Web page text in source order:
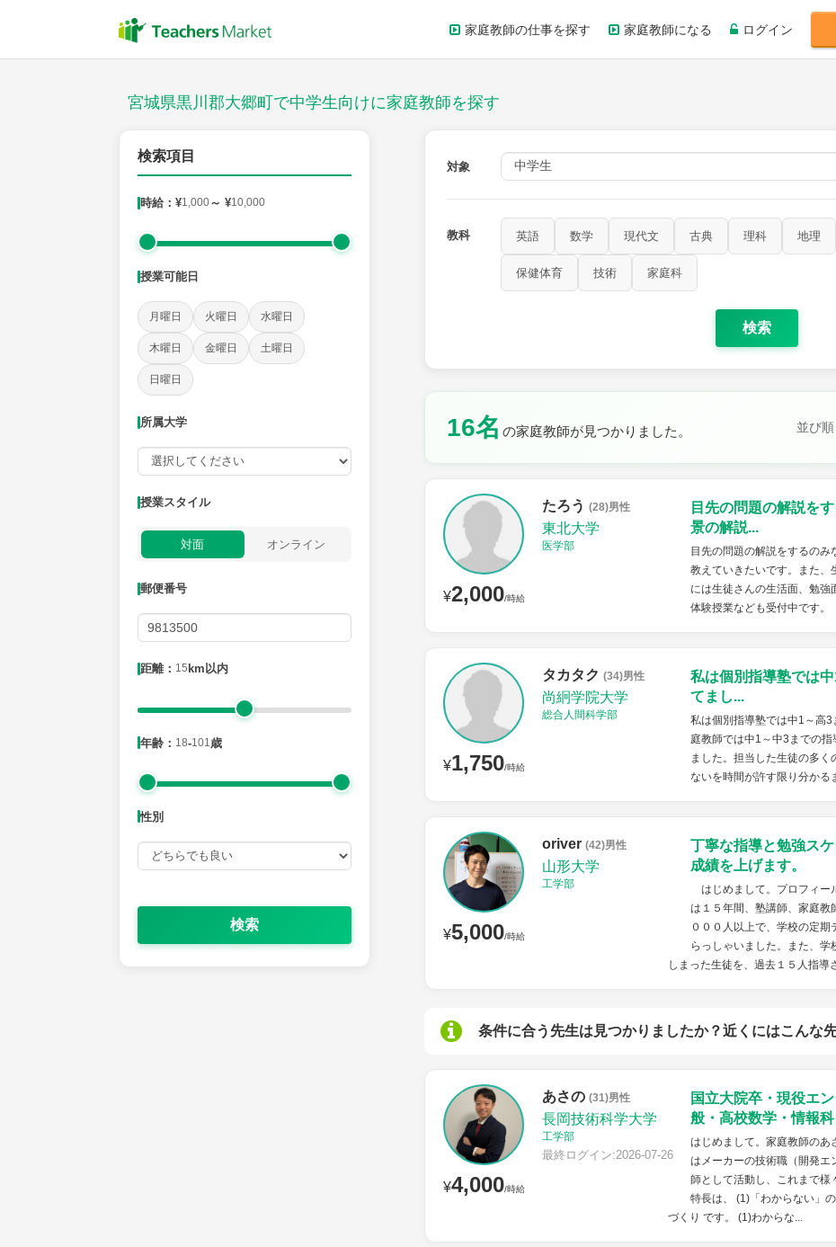
家庭教師の仕事を探す 家庭教師になる ログイン
宮城県黒川郡大郷町で中学生向けに家庭教師を探す
検索項目
時給：¥1,000～ ¥10,000
授業可能日
月曜日 火曜日 水曜日
木曜日 金曜日 土曜日
日曜日
所属大学
授業スタイル
対面 オンライン
郵便番号
距離： 15 km以内
年齢： 18-101 歳
性別
検索
対象
教科 英語 数学 現代文 古典 理科 地理
保健体育 技術 家庭科
検索
16名 の家庭教師が見つかりました。 並び順
¥2,000/時給
たろう (28)男性
東北大学
医学部
目先の問題の解説を
景の解説...
目先の問題の解説をするの
教えていきたいです。また、
には生徒さんの生活面、勉強
体験授業なども受付中です。
¥1,750/時給
タカタク (34)男性
尚絅学院大学
総合人間科学部
私は個別指導塾では
てまし...
私は個別指導塾では中1～高
庭教師では中1～中3までの
ました。担当した生徒の多
ないを時間が許す限り分かる
¥5,000/時給
oriver (42)男性
山形大学
工学部
丁寧な指導と勉強ス
成績を上げます。
はじめまして。プロフィー
は１５年間、塾講師、家庭教
０００人以上で、学校の定
らっしゃいました。また、
しまった生徒を、過去１５人指
条件に合う先生は見つかりましたか？近くにはこんな
¥4,000/時給
あさの (31)男性
長岡技術科学大学
工学部
最終ログイン:2026-07-26
国立大院卒・現役エ
般・高校数学・情報科
はじめまして。家庭教師のあ
はメーカーの技術職（開発エ
師として活動し、これまで様
特長は、 (1)「わからない」
づくり です。 (1)わからな...
授業スタイル
数学 現代文 古典 家庭科
時給：¥1,000 ～ ¥10,000
授業可能日
月曜日 火曜日 日曜日
距離：15km以内
年齢：18-101歳